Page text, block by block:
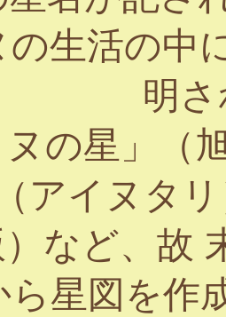
の生活の中
明
ヌの星」（
アイヌタ
）など、故
ら星図を作